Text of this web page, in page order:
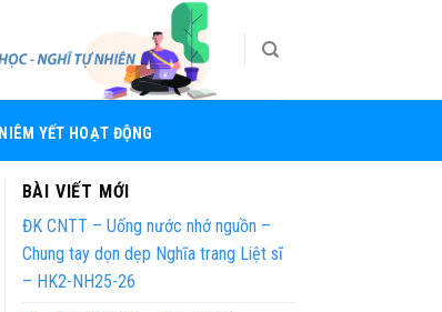
NIÊM YẾT HOẠT ĐỘNG
BÀI VIẾT MỚI
ĐK CNTT – Uống nước nhớ nguồn –
Chung tay dọn dẹp Nghĩa trang Liệt sĩ
– HK2-NH25-26